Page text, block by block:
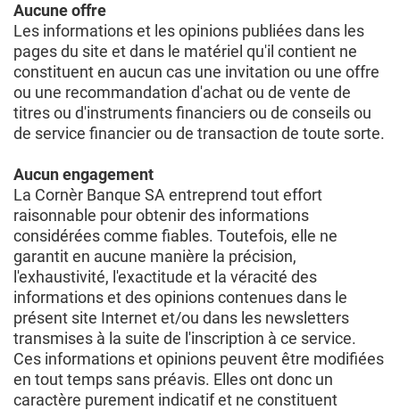
Aucune offre
Les informations et les opinions publiées dans les
pages du site et dans le matériel qu'il contient ne
constituent en aucun cas une invitation ou une offre
ou une recommandation d'achat ou de vente de
titres ou d'instruments financiers ou de conseils ou
de service financier ou de transaction de toute sorte.
Aucun engagement
La Cornèr Banque SA entreprend tout effort
raisonnable pour obtenir des informations
considérées comme fiables. Toutefois, elle ne
garantit en aucune manière la précision,
l'exhaustivité, l'exactitude et la véracité des
informations et des opinions contenues dans le
présent site Internet et/ou dans les newsletters
transmises à la suite de l'inscription à ce service.
Ces informations et opinions peuvent être modifiées
en tout temps sans préavis. Elles ont donc un
caractère purement indicatif et ne constituent